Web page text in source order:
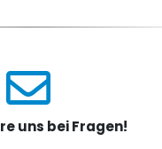
uns bei Fragen!